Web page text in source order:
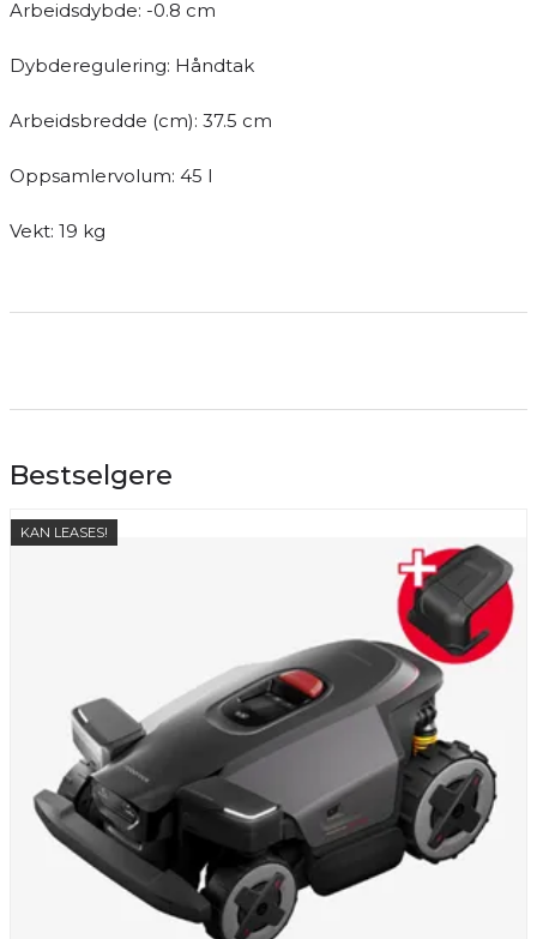
Arbeidsdybde: -0.8 cm
Dybderegulering: Håndtak
Arbeidsbredde (cm): 37.5 cm
Oppsamlervolum: 45 l
Vekt: 19 kg
Bestselgere
KAN LEASES!